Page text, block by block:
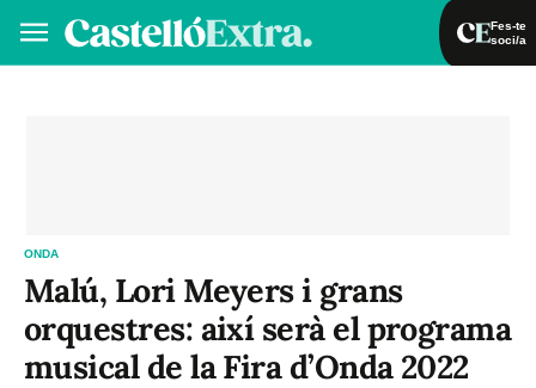
Fes-te
soci/a
ONDA
Malú, Lori Meyers i grans
orquestres: així serà el programa
musical de la Fira d’Onda 2022